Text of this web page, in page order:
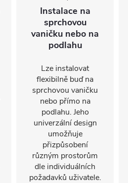
Instalace na
sprchovou
vaničku nebo na
podlahu
Lze instalovat
flexibilně buď na
sprchovou vaničku
nebo přímo na
podlahu. Jeho
univerzální design
umožňuje
přizpůsobení
různým prostorům
dle individuálních
požadavků uživatele.